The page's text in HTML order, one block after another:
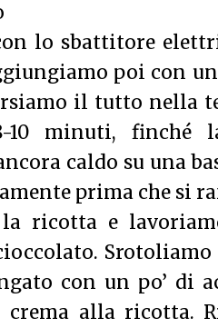
lo sbattitore
poi con
il tutto nella
10 minuti, finché
caldo su una
prima che si
la ricotta e
Srotoliamo
con un po’ di
alla ricotta.